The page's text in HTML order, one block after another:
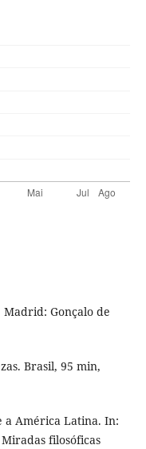
Madrid: Gonçalo de
Brasil, 95 min,
a América Latina. In:
filosóficas